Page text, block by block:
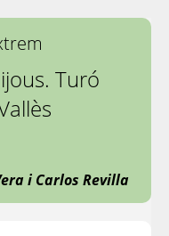
Turó
i Carlos Revilla